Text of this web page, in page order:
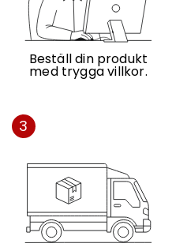
Beställ din produkt
med trygga villkor.
3